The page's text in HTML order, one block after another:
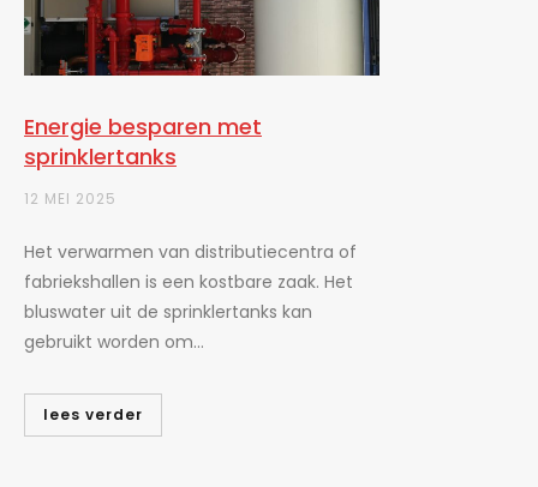
Energie besparen met
sprinklertanks
12 MEI 2025
Het verwarmen van distributiecentra of
fabriekshallen is een kostbare zaak. Het
bluswater uit de sprinklertanks kan
gebruikt worden om...
lees verder